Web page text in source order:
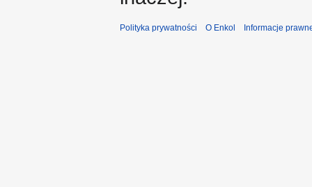
Polityka prywatności O Enkol Informacje